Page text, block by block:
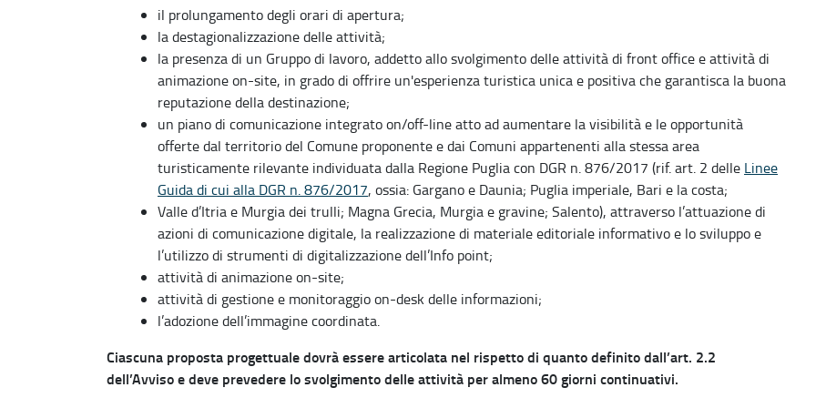
il prolungamento degli orari di apertura;
la destagionalizzazione delle attività;
la presenza di un Gruppo di lavoro, addetto allo svolgimento delle attività di front office e attività di
animazione on-site, in grado di offrire un'esperienza turistica unica e positiva che garantisca la buona
reputazione della destinazione;
un piano di comunicazione integrato on/off-line atto ad aumentare la visibilità e le opportunità
offerte dal territorio del Comune proponente e dai Comuni appartenenti alla stessa area
turisticamente rilevante individuata dalla Regione Puglia con DGR n. 876/2017 (rif. art. 2 delle Linee
Guida di cui alla DGR n. 876/2017, ossia: Gargano e Daunia; Puglia imperiale, Bari e la costa;
Valle d’Itria e Murgia dei trulli; Magna Grecia, Murgia e gravine; Salento), attraverso l’attuazione di
azioni di comunicazione digitale, la realizzazione di materiale editoriale informativo e lo sviluppo e
l’utilizzo di strumenti di digitalizzazione dell’Info point;
attività di animazione on-site;
attività di gestione e monitoraggio on-desk delle informazioni;
l’adozione dell’immagine coordinata.
Ciascuna proposta progettuale dovrà essere articolata nel rispetto di quanto definito dall’art. 2.2
dell’Avviso e deve prevedere lo svolgimento delle attività per almeno 60 giorni continuativi.